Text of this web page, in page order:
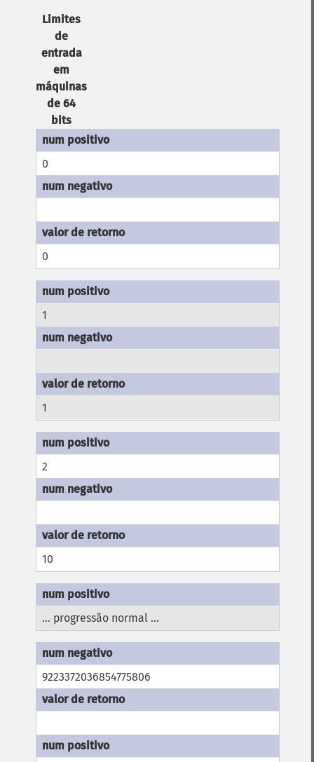
Limites
de
entrada
em
máquinas
de 64
bits
0
0
1
1
2
10
... progressão normal ...
9223372036854775806